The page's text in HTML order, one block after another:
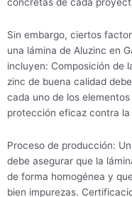
concretas de cada
Sin embargo, ciertos
una lámina de Aluzinc en
incluyen: Composición de
zinc de buena calidad
cada uno de los
protección eficaz contra la
Proceso de producción:
debe asegurar que la
de forma homogénea y
bien impurezas.